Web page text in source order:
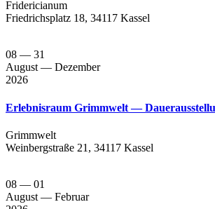
Fri­de­ri­cia­num
Fried­richs­platz 18, 34117 Kassel
08 — 31
August — Dezember
2026
Erlebnisraum Grimmwelt —
Grimm­welt
Wein­berg­stra­ße 21, 34117 Kassel
08 — 01
August — Februar